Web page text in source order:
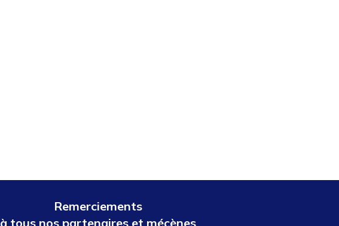
Remerciements
à tous nos partenaires et mécènes